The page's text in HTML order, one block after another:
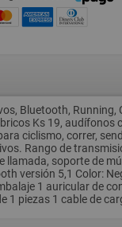
Bluetooth, Running,
Ks 19, audífonos
ciclismo, correr,
Rango de
llamada, soporte de
versión 5,1 Color:
1 auricular de
1 piezas 1 cable de